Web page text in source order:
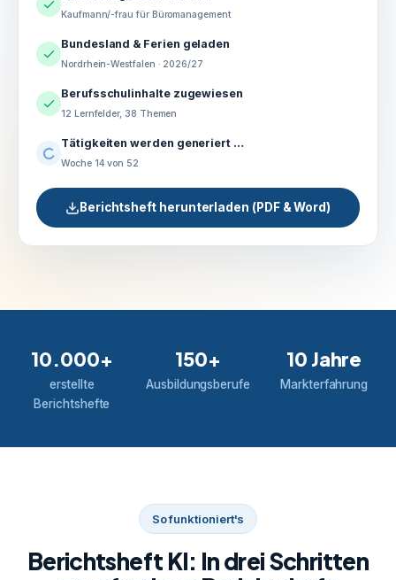
Kaufmann/-frau für Büromanagement
Bundesland & Ferien geladen
Nordrhein-Westfalen · 2026/27
Berufsschulinhalte zugewiesen
12 Lernfelder, 38 Themen
Tätigkeiten werden generiert …
Woche 14 von 52
Berichtsheft herunterladen (PDF & Word)
10.000+
erstellte
Berichtshefte
150+
Ausbildungsberufe
10 Jahre
Markterfahrung
So funktioniert's
Berichtsheft KI: In drei Schritten